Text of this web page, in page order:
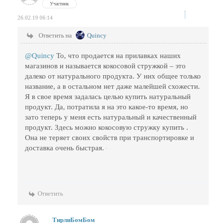
Участник
26.02.19 06:14
Ответить на Quincy
@Quincy То, что продается на прилавках наших
магазинов и называется кокосовой стружкой – это
далеко от натурального продукта. У них общее только
название, а в остальном нет даже малейшей схожести.
Я в свое время задалась целью купить натуральный
продукт. Да, потратила я на это какое-то время, но
зато теперь у меня есть натуральный и качественный
продукт. Здесь можно кокосовую стружку купить .
Она не теряет своих свойств при транспортировке и
доставка очень быстрая.
Ответить
ТирлиБомБом